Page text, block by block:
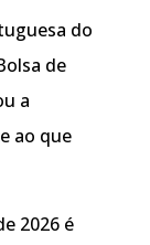
do
de
a
ao que
2026 é